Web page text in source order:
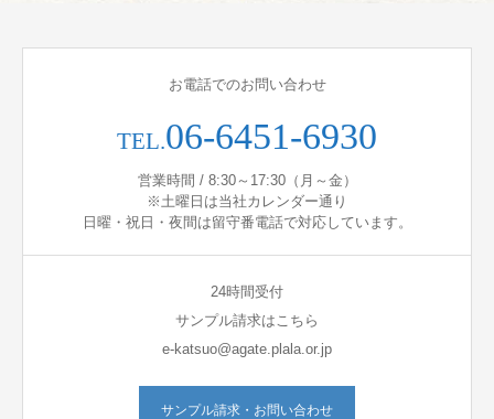
お電話でのお問い合わせ
TEL.06-6451-6930
営業時間 / 8:30～17:30（月～金）
※土曜日は当社カレンダー通り
日曜・祝日・夜間は留守番電話で対応しています。
24時間受付
サンプル請求はこちら
e-katsuo@agate.plala.or.jp
サンプル請求・お問い合わせ